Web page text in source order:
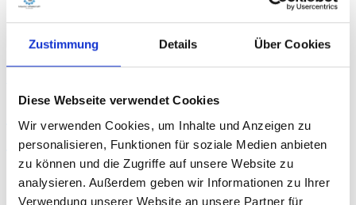
Zustimmung Details Über Cookies
Diese Webseite verwendet Cookies
Wir verwenden Cookies, um Inhalte und Anzeigen zu
personalisieren, Funktionen für soziale Medien anbieten
zu können und die Zugriffe auf unsere Website zu
analysieren. Außerdem geben wir Informationen zu Ihrer
Verwendung unserer Website an unsere Partner für
Mediawerkstatt
Personalsuche macht keinen
Urlaub
Personalsuche macht keinen Urlaub – Wie Sie während
den heißen Monaten Fachkräfte finden!Viele Arbeitgeber